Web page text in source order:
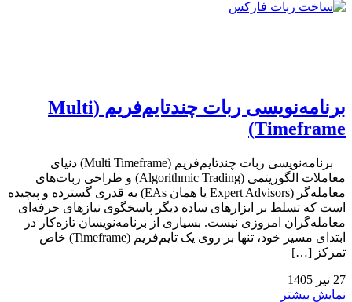
برنامه‌نویسی ربات چندتایم‌فریم (Multi
Timeframe)
برنامه‌نویسی ربات چندتایم‌فریم (Multi Timeframe) دنیای
معاملات الگوریتمی (Algorithmic Trading) و طراحی ربات‌های
معامله‌گر (Expert Advisors یا همان EAs) به قدری گسترده و پیچیده
است که تسلط بر ابزارهای ساده دیگر پاسخگوی نیازهای حرفه‌ای
معامله‌گران امروزی نیست. بسیاری از برنامه‌نویسان تازه‌کار در
ابتدای مسیر خود، تنها بر روی یک تایم‌فریم (Timeframe) خاص
تمرکز […]
27 تیر 1405
نمایش بیشتر